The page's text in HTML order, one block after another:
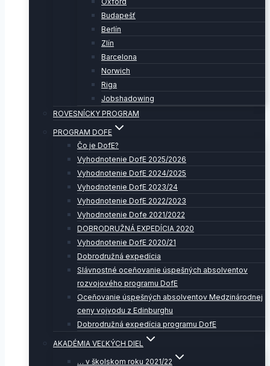
Budapešť
Berlín
Zlín
Barcelona
Norwich
Riga
Jobshadowing
ROVESNÍCKY PROGRAM
PROGRAM DOFE
Čo je DofE?
Vyhodnotenie DofE 2025/2026
Vyhodnotenie DofE 2024/2025
Vyhodnotenie DofE 2023/24
Vyhodnotenie DofE 2022/2023
Vyhodnotenie Dofe 2021/2022
DOBRODRUŽNÁ EXPEDÍCIA 2020
Vyhodnotenie DofE 2020/21
Dobrodružná expedícia
Slávnostné oceňovanie úspešných absolventov
rozvojového programu DofE
Oceňovanie úspešných absolventov Medzinárodnej
ceny vojvodu z Edinburghu
Dobrodružná expedícia programu DofE
AKADÉMIA VEĽKÝCH DIEL
… v školskom roku 2021/22